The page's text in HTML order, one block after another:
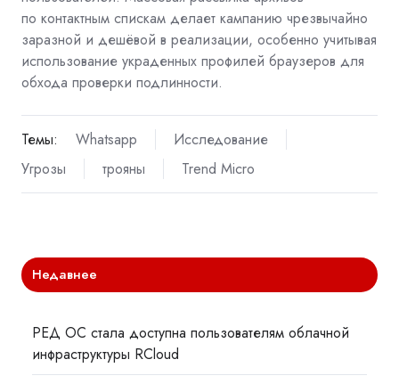
по контактным спискам делает кампанию чрезвычайно
заразной и дешёвой в реализации, особенно учитывая
использование украденных профилей браузеров для
обхода проверки подлинности.
Темы: Whatsapp
Исследование
Угрозы
трояны Trend Micro
Недавнее
РЕД ОС стала доступна пользователям облачной
инфраструктуры RCloud